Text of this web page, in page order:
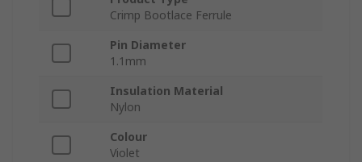
Crimp Bootlace Ferrule
Pin Diameter
1.1mm
Insulation Material
Nylon
Colour
Violet